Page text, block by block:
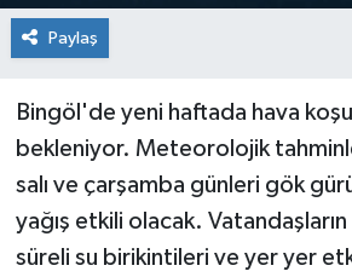
Paylaş
Bingöl'de yeni haftada hava
bekleniyor. Meteorolojik
salı ve çarşamba günleri gök
yağış etkili olacak. Vatandaşların
süreli su birikintileri ve yer yer
SPOR
YAYLADERE